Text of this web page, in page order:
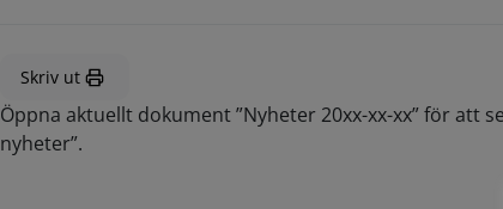
Skriv ut
Öppna aktuellt dokument ”Nyheter 20xx-xx-xx” för
nyheter”.